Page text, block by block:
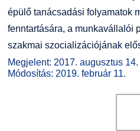
épülő tanácsadási folyamatok
fenntartására, a munkavállalói
szakmai szocializációjának
Megjelent: 2017. augusztus 14.
Módosítás: 2019. február 11.